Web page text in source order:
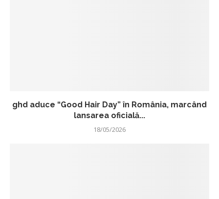
ghd aduce “Good Hair Day” în România, marcând
lansarea oficială...
18/05/2026